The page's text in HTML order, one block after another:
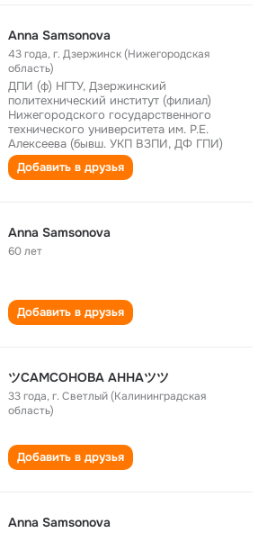
Anna Samsonova
43 года,г. Дзержинск (Нижегородская
область)
ДПИ (ф) НГТУ, Дзержинский
политехнический институт (филиал)
Нижегородского государственного
технического университета им. Р.Е.
Алексеева (бывш. УКП ВЗПИ, ДФ ГПИ)
Добавить в друзья
Anna Samsonova
60 лет
Добавить в друзья
ツСАМСОНОВА АННАツツ
33 года,г. Светлый (Калининградская
область)
Добавить в друзья
Anna Samsonova